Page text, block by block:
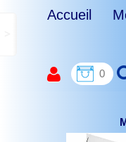
Accueil
0